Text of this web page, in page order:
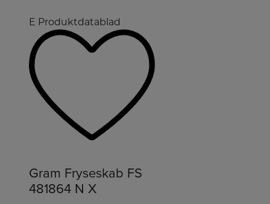
E Produktdatablad
Gram Fryseskab FS
481864 N X